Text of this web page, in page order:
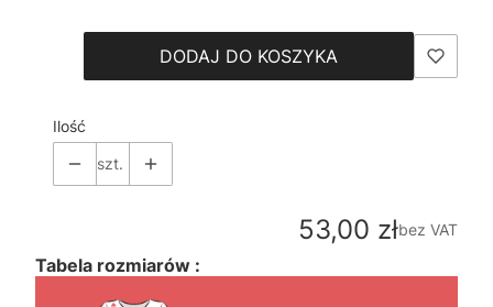
DODAJ DO KOSZYKA
Ilość
szt.
Cena
53,00 złbez VAT
Tabela rozmiarów :